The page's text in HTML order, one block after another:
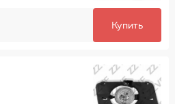
Купить